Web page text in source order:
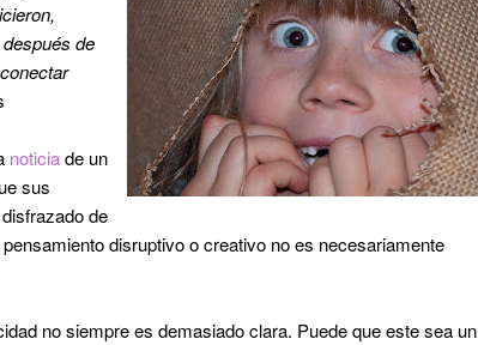
de
noticiade un
sus
disfrazadode
disruptivo o creativo noes necesariamente
no siempre es demasiado clara. Puede que este sea un